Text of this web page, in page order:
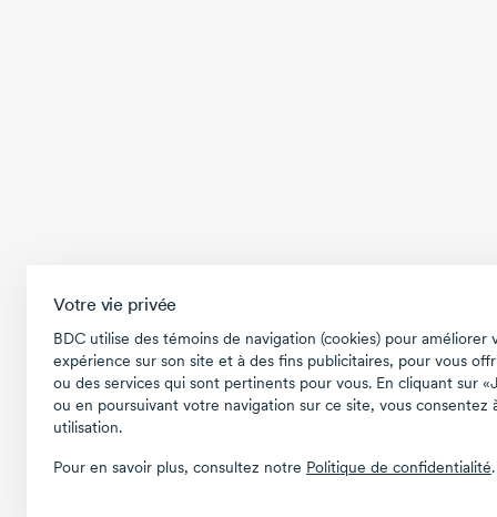
Votre vie privée
BDC utilise des témoins de navigation (cookies) pour améliorer
expérience sur son site et à des fins publicitaires, pour vous
ou des services qui sont pertinents pour vous. En cliquant sur
ou en poursuivant votre navigation sur ce site, vous consentez
utilisation.
Pour en savoir plus, consultez notre Politique de confidentialité.